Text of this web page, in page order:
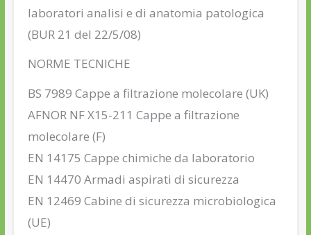
laboratori analisi e di anatomia patologica
(BUR 21 del 22/5/08)
NORME TECNICHE
BS 7989 Cappe a filtrazione molecolare (UK)
AFNOR NF X15-211 Cappe a filtrazione
molecolare (F)
EN 14175 Cappe chimiche da laboratorio
EN 14470 Armadi aspirati di sicurezza
EN 12469 Cabine di sicurezza microbiologica
(UE)